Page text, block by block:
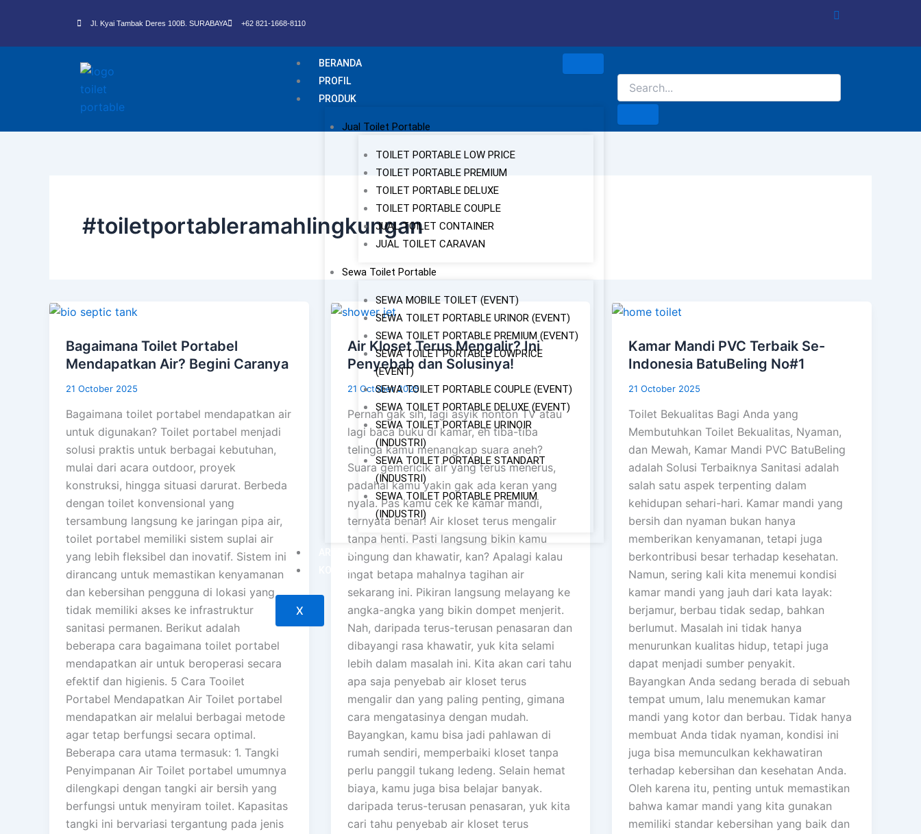
content
Jl. Kyai Tambak Deres 100B. SURABAYA +62 821-1668-8110
BERANDA
PROFIL
PRODUK
Jual Toilet Portable
TOILET PORTABLE LOW PRICE
TOILET PORTABLE PREMIUM
TOILET PORTABLE DELUXE
TOILET PORTABLE COUPLE
JUAL TOILET CONTAINER
JUAL TOILET CARAVAN
Sewa Toilet Portable
SEWA MOBILE TOILET (EVENT)
SEWA TOILET PORTABLE URINOR (EVENT)
SEWA TOILET PORTABLE PREMIUM (EVENT)
SEWA TOILET PORTABLE LOWPRICE
(EVENT)
SEWA TOILET PORTABLE COUPLE (EVENT)
SEWA TOILET PORTABLE DELUXE (EVENT)
SEWA TOILET PORTABLE URINOIR
(INDUSTRI)
SEWA TOILET PORTABLE STANDART
(INDUSTRI)
SEWA TOILET PORTABLE PREMIUM
(INDUSTRI)
ARTIKEL
KONTAK
X
#toiletportableramahlingkungan
Bagaimana Toilet Portabel
Mendapatkan Air? Begini Caranya
21 October 2025
Bagaimana toilet portabel mendapatkan air
untuk digunakan? Toilet portabel menjadi
solusi praktis untuk berbagai kebutuhan,
mulai dari acara outdoor, proyek
konstruksi, hingga situasi darurat. Berbeda
dengan toilet konvensional yang
tersambung langsung ke jaringan pipa air,
toilet portabel memiliki sistem suplai air
yang lebih fleksibel dan inovatif. Sistem ini
dirancang untuk memastikan kenyamanan
dan kebersihan pengguna di lokasi yang
tidak memiliki akses ke infrastruktur
sanitasi permanen. Berikut adalah
beberapa cara bagaimana toilet portabel
mendapatkan air untuk beroperasi secara
efektif dan higienis. 5 Cara Tooilet
Portabel Mendapatkan Air Toilet portabel
mendapatkan air melalui berbagai metode
agar tetap berfungsi secara optimal.
Beberapa cara utama termasuk: 1. Tangki
Penyimpanan Air Toilet portabel umumnya
dilengkapi dengan tangki air bersih yang
berfungsi untuk menyiram toilet. Kapasitas
tangki ini bervariasi tergantung pada jenis
Air Kloset Terus Mengalir? Ini
Penyebab dan Solusinya!
21 October 2025
Pernah gak sih, lagi asyik nonton TV atau
lagi baca buku di kamar, eh tiba-tiba
telinga kamu menangkap suara aneh?
Suara gemericik air yang terus menerus,
padahal kamu yakin gak ada keran yang
nyala. Pas kamu cek ke kamar mandi,
ternyata benar! Air kloset terus mengalir
tanpa henti. Pasti langsung bikin kamu
bingung dan khawatir, kan? Apalagi kalau
ingat betapa mahalnya tagihan air
sekarang ini. Pikiran langsung melayang ke
angka-angka yang bikin dompet menjerit.
Nah, daripada terus-terusan penasaran dan
dibayangi rasa khawatir, yuk kita selami
lebih dalam masalah ini. Kita akan cari tahu
apa saja penyebab air kloset terus
mengalir dan yang paling penting, gimana
cara mengatasinya dengan mudah.
Bayangkan, kamu bisa jadi pahlawan di
rumah sendiri, memperbaiki kloset tanpa
perlu panggil tukang ledeng. Selain hemat
biaya, kamu juga bisa belajar banyak.
daripada terus-terusan penasaran, yuk kita
cari tahu penyebab air kloset terus
Kamar Mandi PVC Terbaik Se-
Indonesia BatuBeling No#1
21 October 2025
Toilet Bekualitas Bagi Anda yang
Membutuhkan Toilet Bekualitas, Nyaman,
dan Mewah, Kamar Mandi PVC BatuBeling
adalah Solusi Terbaiknya Sanitasi adalah
salah satu aspek terpenting dalam
kehidupan sehari-hari. Kamar mandi yang
bersih dan nyaman bukan hanya
memberikan kenyamanan, tetapi juga
berkontribusi besar terhadap kesehatan.
Namun, sering kali kita menemui kondisi
kamar mandi yang jauh dari kata layak:
berjamur, berbau tidak sedap, bahkan
berlumut. Masalah ini tidak hanya
menurunkan kualitas hidup, tetapi juga
dapat menjadi sumber penyakit.
Bayangkan Anda sedang berada di sebuah
tempat umum, lalu menemukan kamar
mandi yang kotor dan berbau. Tidak hanya
membuat Anda tidak nyaman, kondisi ini
juga bisa memunculkan kekhawatiran
terhadap kebersihan dan kesehatan Anda.
Oleh karena itu, penting untuk memastikan
bahwa kamar mandi yang kita gunakan
memiliki standar kebersihan yang baik dan